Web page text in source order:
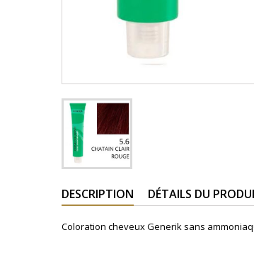
DESCRIPTION DÉTAILS DU
Coloration cheveux Generik sans